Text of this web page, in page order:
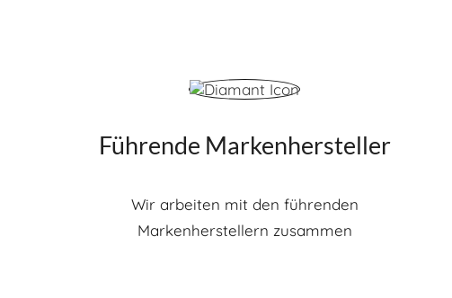
Führende Markenhersteller
Wir arbeiten mit den führenden
Markenherstellern zusammen